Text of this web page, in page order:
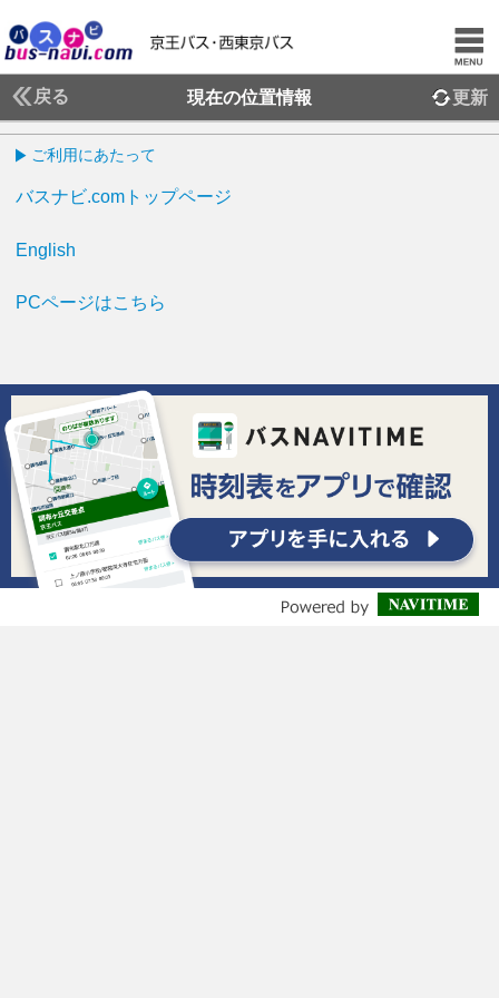
戻る 現在の位置情報 更新
ご利用にあたって
バスナビ.comトップページ
English
PCページはこちら